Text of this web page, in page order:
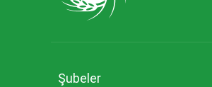
Şubeler